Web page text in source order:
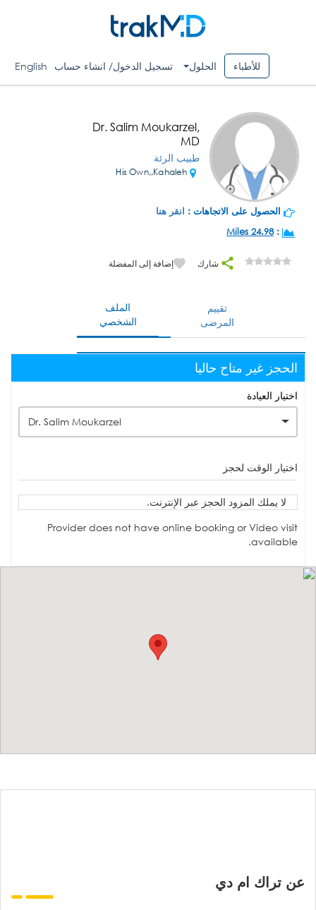
للأطباء الحلول تسجيل الدخول/ انشاء حساب English
Dr. Salim Moukarzel,
MD
طبيب الرئة
الحصول على الاتجاهات : انقر هنا
:
24.98 Miles
شارك إضافة إلى المفضلة
الملف
الشخصي
تقييم
المرضى
الحجز غير متاح حاليا
اختيار العيادة
Dr. Salim Moukarzel
اختيار الوقت لحجز
لا يملك المزود الحجز عبر الإنترنت.
Provider does not have online booking or Video visit
available.
عن تراك ام دي